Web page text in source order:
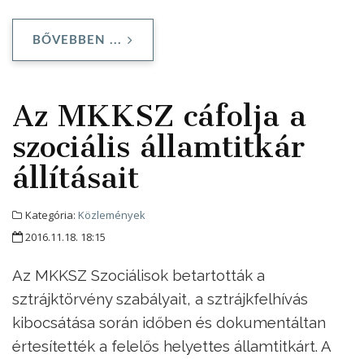
BŐVEBBEN ...
Az MKKSZ cáfolja a
szociális államtitkár
állításait
Kategória: Közlemények
2016.11.18. 18:15
Az MKKSZ Szociálisok betartották a
sztrájktörvény szabályait, a sztrájkfelhívás
kibocsátása során időben és dokumentáltan
értesítették a felelős helyettes államtitkárt. A